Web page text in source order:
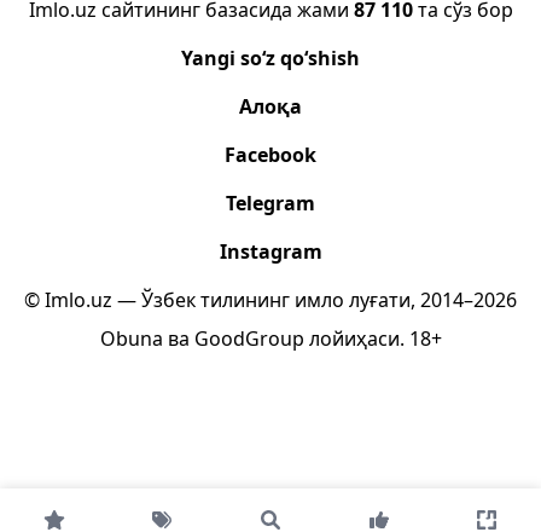
Imlo.uz сайтининг базасида жами 87 110та сўз бор
Yangi so‘z qo‘shish
Алоқа
Facebook
Telegram
Instagram
© Imlo.uz — Ўзбек тилининг имло луғати, 2014–2026
Obuna ва GoodGroup лойиҳаси. 18+